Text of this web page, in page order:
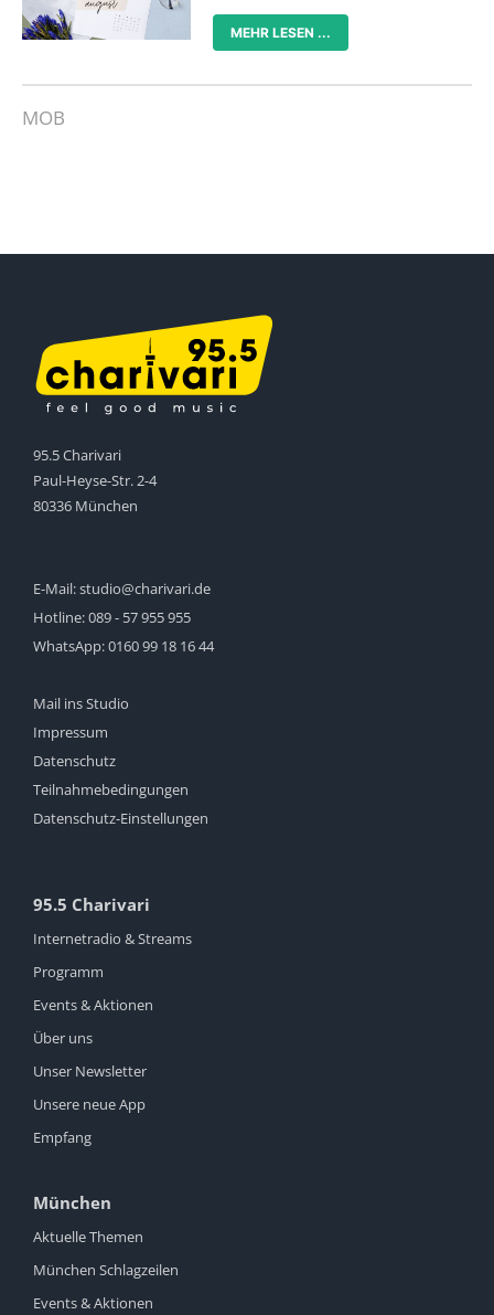
MEHR LESEN ...
MOB
95.5 Charivari
Paul-Heyse-Str. 2-4
80336 München
E-Mail:studio@charivari.de
Hotline:089 - 57 955 955
WhatsApp:0160 99 18 16 44
Mail ins Studio
Impressum
Datenschutz
Teilnahmebedingungen
Datenschutz-Einstellungen
95.5 Charivari
Internetradio & Streams
Programm
Events & Aktionen
Über uns
Unser Newsletter
Unsere neue App
Empfang
München
Aktuelle Themen
München Schlagzeilen
Events & Aktionen